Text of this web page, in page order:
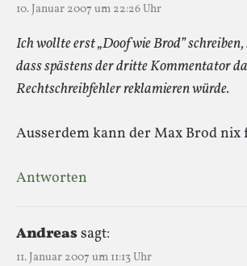
10. Januar 2007 um 22:26 Uhr
Ich wollte erst „Doof wie Brod”
dass spästens der dritte Kommentator
Rechtschreibfehler reklamieren würde.
Ausserdem kann der Max Brod nix
Antworten
Andreassagt:
11. Januar 2007 um 11:13 Uhr